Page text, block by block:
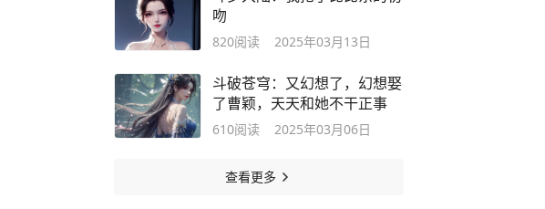
吻
820阅读 2025年03月13日
斗破苍穹：又幻想了，幻想娶
了曹颖，天天和她不干正事
610阅读 2025年03月06日
查看更多